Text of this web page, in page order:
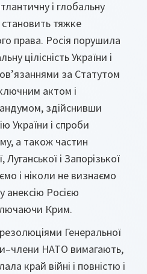
і глобальну
становить тяжке
права. Росія порушила
цілісність України і
за Статутом
актом і
здійснивши
України і спроби
а також частин
і Запорізької
і ніколи не визнаємо
анексію Росією
Крим.
Генеральної
НАТО вимагають,
край війні і повністю і